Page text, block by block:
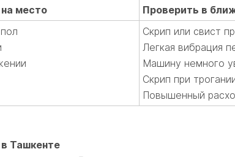
место
Проверить в
Скрип или свист
Легкая вибрация
Машину немного
Скрип при
Повышенный
Ташкенте